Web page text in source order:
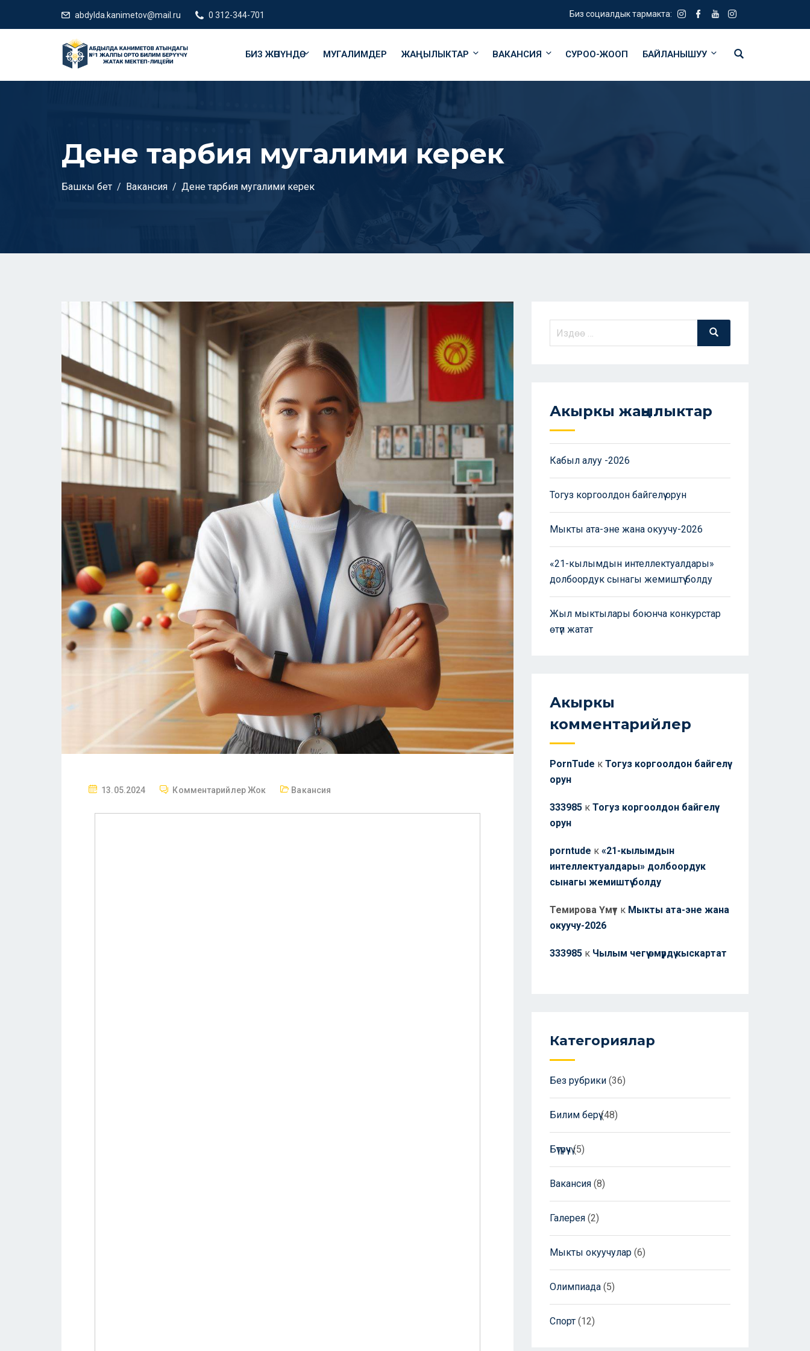
abdylda.kanimetov@mail.ru 0 312-344-701 Биз социалдык тармакта:
БИЗ ЖӨНҮНДӨ МУГАЛИМДЕР ЖАҢЫЛЫКТАР ВАКАНСИЯ СУРОО-ЖООП БАЙЛАНЫШУУ
Дене тарбия мугалими керек
Башкы бет Вакансия Дене тарбия мугалими керек
13.05.2024 Комментарийлер Жок Вакансия
Акыркы жаңылыктар
Кабыл алуу -2026
Тогуз коргоолдон байгелүү орун
Мыкты ата-эне жана окуучу-2026
«21-кылымдын интеллектуалдары»
долбоордук сынагы жемиштүү болду
Жыл мыктылары боюнча конкурстар
өтүп жатат
Акыркы
комментарийлер
PornTude к Тогуз коргоолдон байгелүү
орун
333985 к Тогуз коргоолдон байгелүү
орун
porntude к «21-кылымдын
интеллектуалдары» долбоордук
сынагы жемиштүү болду
Темирова Үмүт к Мыкты ата-эне жана
окуучу-2026
333985 к Чылым чегүү өмүрдү кыскартат
Категориялар
Без рубрики (36)
Билим берүү(48)
Бүтүрүүчү(5)
Вакансия (8)
Галерея (2)
Мыкты окуучулар (6)
Олимпиада (5)
Спорт (12)